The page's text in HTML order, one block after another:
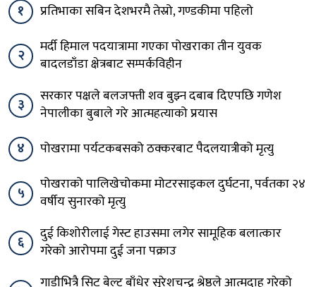
१ प्रतिभाका सबिन देशभरमै तेस्रो, गण्डकीमा पहिलो
२
मर्दी हिमाल पदयात्रामा गएका पोखराका तीन युवक
बादलडाँडा क्षेत्रबाट सम्पर्कविहीन
३
सरकार पक्षले बलजफ्ती शव बुझ्न दबाब दिएपछि गणेश
नेपालीका बुबाले गरे आत्महत्याको प्रयास
४
पोखरामा पर्यटकबसको ठक्करबाट पैदलयात्रीको मृत्यु
५
पोखराको पालिखेचोकमा मोटरसाइकल दुर्घटना, पर्वतका २४
वर्षीय सुनारको मृत्यु
६
दुई किशोरीलाई गेस्ट हाउसमा लगेर सामूहिक बलात्कार
गरेको आरोपमा दुई जना पक्राउ